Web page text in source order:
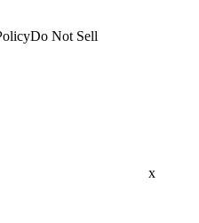
Do Not Sell
x